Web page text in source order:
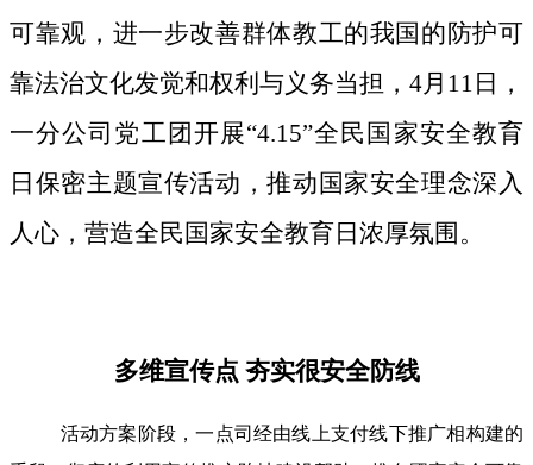
可靠观，进一步改善群体教工的我国的防护可
靠法治文化发觉和权利与义务当担，4月11日，
一分公司党工团开展“4.15”全民国家安全教育
日保密主题宣传活动，推动国家安全理念深入
人心，营造全民国家安全教育日浓厚氛围。
多维宣传点 夯实很安全防线
活动方案阶段，一点司经由线上支付线下推广相构建的